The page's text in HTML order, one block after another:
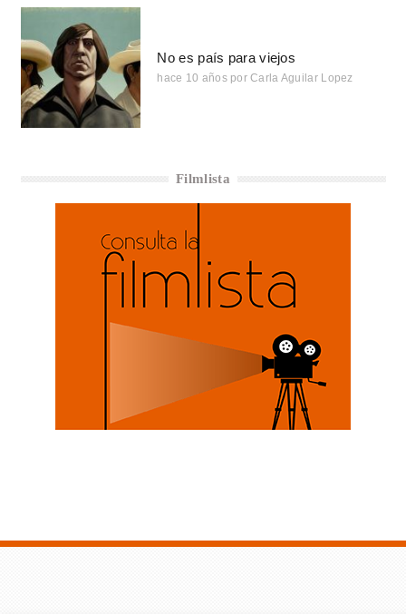
No es país para viejos
hace 10 años por Carla Aguilar Lopez
Filmlista